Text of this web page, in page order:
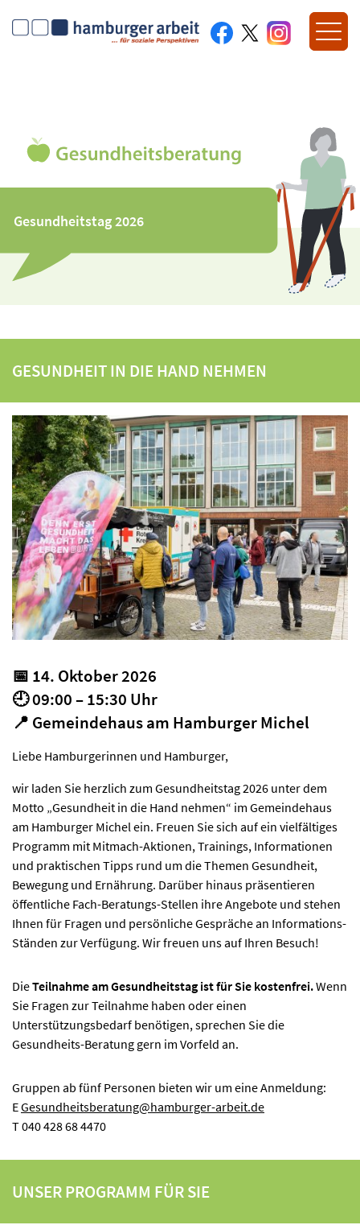
Gesundheitstag 2026
Gesundheitstag 2026
GESUNDHEIT IN DIE HAND NEHMEN
📅 14. Oktober 2026
🕘 09:00 – 15:30 Uhr
📍 Gemeindehaus am Hamburger Michel
Liebe Hamburgerinnen und Hamburger,
wir laden Sie herzlich zum Gesundheitstag 2026 unter dem
Motto „Gesundheit in die Hand nehmen“ im Gemeindehaus
am Hamburger Michel ein. Freuen Sie sich auf ein vielfältiges
Programm mit Mitmach-Aktionen, Trainings, Informationen
und praktischen Tipps rund um die Themen Gesundheit,
Bewegung und Ernährung. Darüber hinaus präsentieren
öffentliche Fach-Beratungs-Stellen ihre Angebote und stehen
Ihnen für Fragen und persönliche Gespräche an Informations-
Ständen zur Verfügung. Wir freuen uns auf Ihren Besuch!
DieTeilnahme am Gesundheitstag ist für Sie kostenfrei.Wenn
Sie Fragen zur Teilnahme haben oder einen
Unterstützungsbedarf benötigen, sprechen Sie die
Gesundheits-Beratung gern im Vorfeld an.
Gruppen ab fünf Personen bieten wir um eine Anmeldung:
EGesundheitsberatung@hamburger-arbeit.de
T 040 428 68 4470
UNSER PROGRAMM FÜR SIE